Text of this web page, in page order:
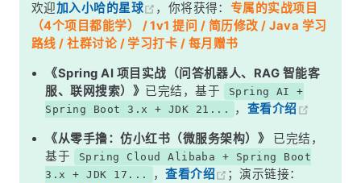
三、通过闭包实现一个生成器
欢迎加入小哈的星球 ，你将获得： 专属的实战项目
（4个项目都能学） / 1v1 提问 / 简历修改 / Java 学习
路线 / 社群讨论 / 学习打卡 / 每月赠书
《Spring AI 项目实战（问答机器人、RAG 智能客
服、联网搜索）》 已完结，基于
Spring AI +
Spring Boot 3.x + JDK 21...
， 查看介绍
《从零手撸：仿小红书（微服务架构）》
已完结，
基于
Spring Cloud Alibaba + Spring Boot
3.x + JDK 17...
，查看介绍
；演示链接：